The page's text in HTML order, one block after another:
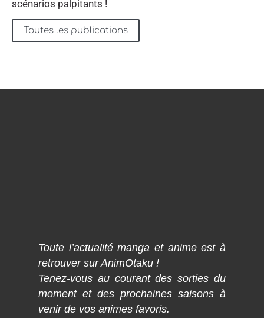
scénarios palpitants !
Toutes les publications
Toute l’actualité manga et anime est à
retrouver sur AnimOtaku !
Tenez-vous au courant des sorties du
moment et des prochaines saisons à
venir de vos animes favoris.